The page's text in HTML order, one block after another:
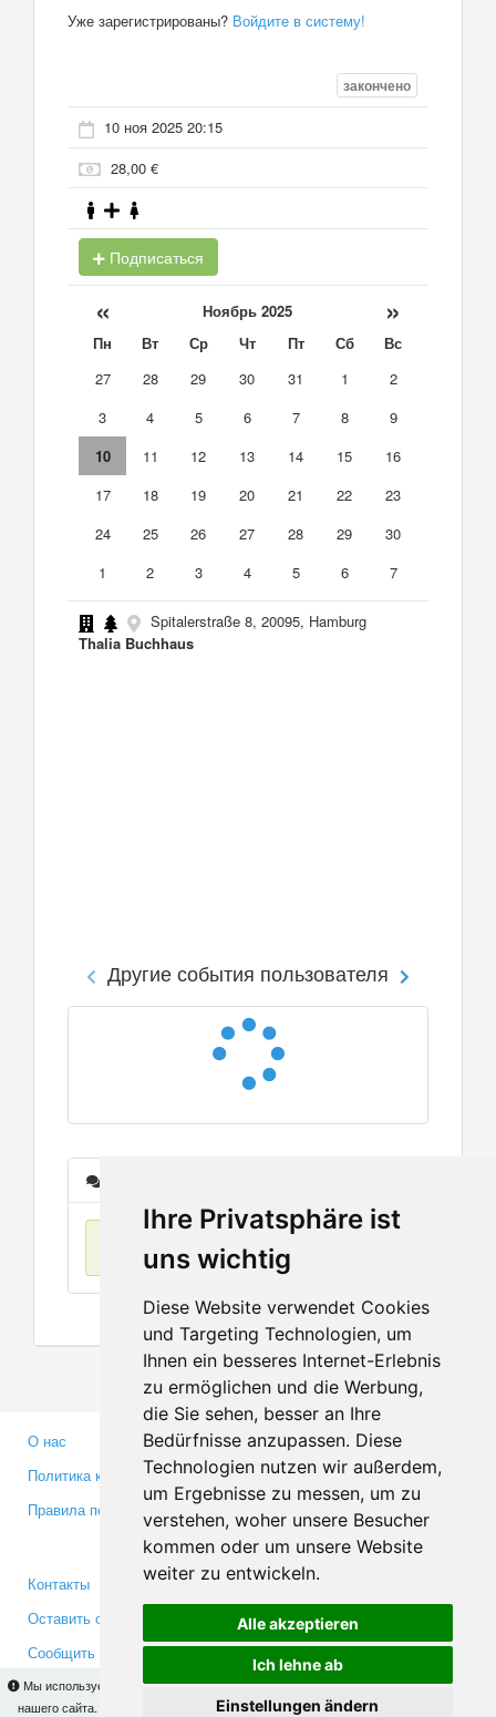
Ihre Privatsphäre ist
uns wichtig
Diese Website verwendet Cookies
und Targeting Technologien, um
Ihnen ein besseres Internet-Erlebnis
zu ermöglichen und die Werbung,
die Sie sehen, besser an Ihre
Bedürfnisse anzupassen. Diese
Technologien nutzen wir außerdem,
um Ergebnisse zu messen, um zu
verstehen, woher unsere Besucher
kommen oder um unsere Website
weiter zu entwickeln.
Alle akzeptieren
Ich lehne ab
Einstellungen ändern
Мы используем cookies для того, чтобы Вы могли использовать весь функционал
нашего сайта. На
Вы сможете узнать подробности и, при желании,
Уже зарегистрированы? Войдите в систему!
закончено
10 ноя 2025 20:15
28,00 €
Подписаться
« Ноябрь 2025 »
Пн Вт Ср Чт Пт Сб
Вс
27
28 29 30 31 1
2
3
4 5 6 7 8
9
10
11 12 13 14 15
16
17
18 19 20 21 22
23
24
25 26 27 28 29
30
1
2 3 4 5 6 7
Spitalerstraße 8, 20095, Hamburg
Thalia Buchhaus
Другие события пользователя
О нас
Политика конфиденциальности
Правила пользования
Партнерам
Инвесторам
Медиа
Контакты
Оставить отзыв
Сообщить об ошибке
Facebook
Twitter
YouTube
Google+